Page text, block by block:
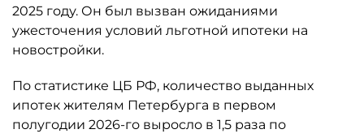
2025 году. Он был вызван ожиданиями
ужесточения условий льготной ипотеки на
новостройки.
По статистике ЦБ РФ, количество выданных
ипотек жителям Петербурга в первом
полугодии 2026-го выросло в 1,5 раза по